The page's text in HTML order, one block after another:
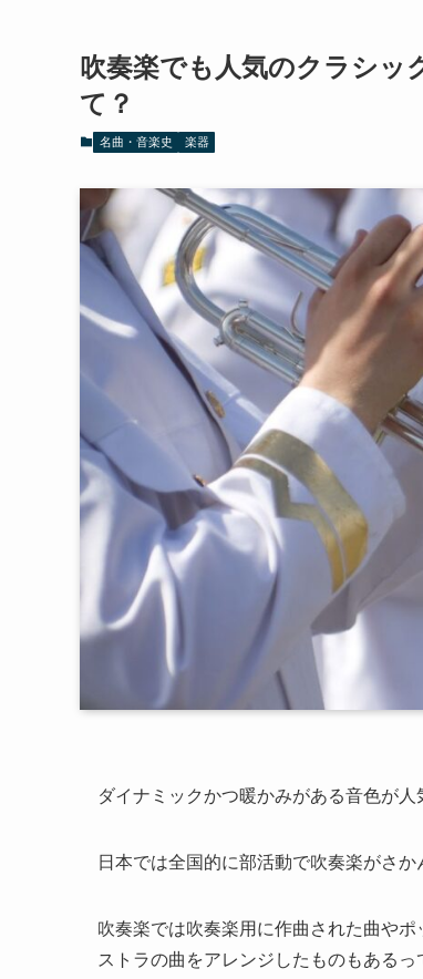
吹奏楽でも人気のクラシッ
て？
名曲・音楽史 楽器
ダイナミックかつ暖かみがある音色が人
日本では全国的に部活動で吹奏楽がさ
吹奏楽では吹奏楽用に作曲された曲や
ストラの曲をアレンジしたものもあるっ